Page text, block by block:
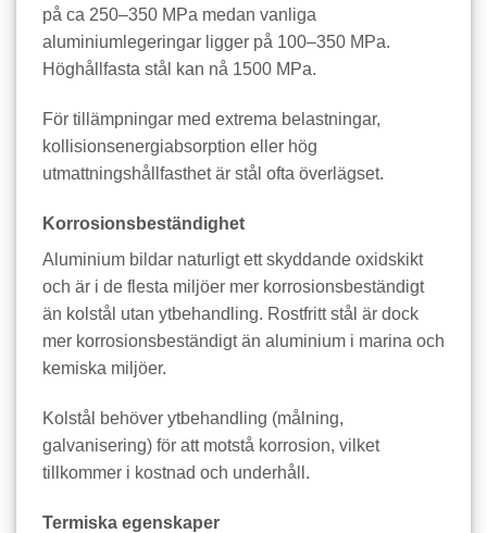
på ca 250–350 MPa medan vanliga
aluminiumlegeringar ligger på 100–350 MPa.
Höghållfasta stål kan nå 1500 MPa.
För tillämpningar med extrema belastningar,
kollisionsenergiabsorption eller hög
utmattningshållfasthet är stål ofta överlägset.
Korrosionsbeständighet
Aluminium bildar naturligt ett skyddande oxidskikt
och är i de flesta miljöer mer korrosionsbeständigt
än kolstål utan ytbehandling. Rostfritt stål är dock
mer korrosionsbeständigt än aluminium i marina och
kemiska miljöer.
Kolstål behöver ytbehandling (målning,
galvanisering) för att motstå korrosion, vilket
tillkommer i kostnad och underhåll.
Termiska egenskaper